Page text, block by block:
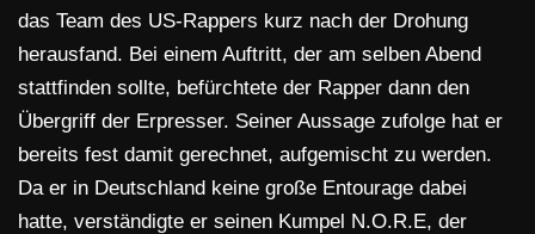
das Team des US-Rappers kurz nach der Drohung
herausfand. Bei einem Auftritt, der am selben Abend
stattfinden sollte, befürchtete der Rapper dann den
Übergriff der Erpresser. Seiner Aussage zufolge hat er
bereits fest damit gerechnet, aufgemischt zu werden.
Da er in Deutschland keine große Entourage dabei
hatte, verständigte er seinen Kumpel N.O.R.E, der